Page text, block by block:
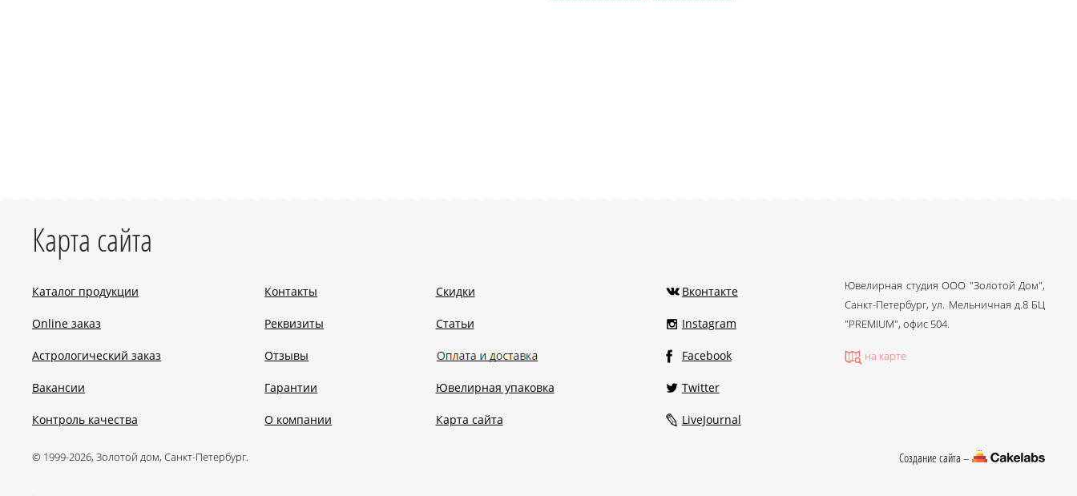
Карта сайта
Каталог продукции
Online заказ
Астрологический заказ
Вакансии
Контроль качества
Контакты
Реквизиты
Отзывы
Гарантии
О компании
Скидки
Статьи
Ювелирная упаковка
Карта сайта
Вконтакте
Instagram
Facebook
Twitter
LiveJournal
Ювелирная студия ООО "Золотой Дом",
Санкт-Петербург, ул. Мельничная д.8 БЦ
"PREMIUM", офис 504.
на карте
© 1999-2026, Золотой дом, Санкт-Петербург.
Создание сайта –